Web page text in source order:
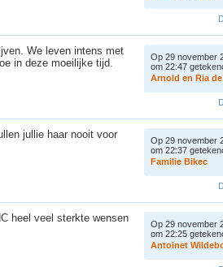
We leven intens met
in deze moeilijke tijd.
Op 29 november
om 22:47
Arnold en Ria de
jullie haar nooit voor
Op 29 november
om 22:37
Familie Bikec
heel veel sterkte wensen
Op 29 november
om 22:25
Antoinet Wildeb